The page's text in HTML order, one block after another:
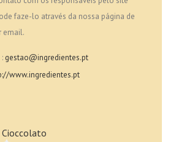
faze-lo através da nossa página de
email.
gestao@ingredientes.pt
www.ingredientes.pt
Cioccolato